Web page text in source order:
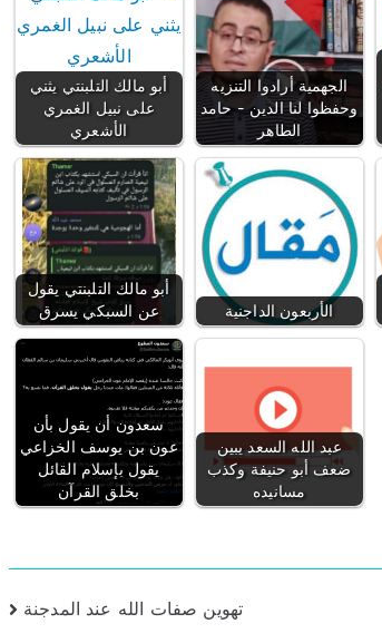
أبو مالك التلبنتي يثني
على نبيل الغمري
الأشعري
الجهمية أرادوا التنزيه
وحفظوا لنا الدين - حامد
الطاهر
أبو مالك التلبنتي يقول
عن السبكي يسرق
الأربعون الداجنية
سعدون أن يقول بأن
عون بن يوسف الخزاعي
يقول بإسلام القائل
بخلق القرآن
عبد الله السعد يبين
ضعف أبو حنيفة وكذب
مسانيده
تهوين صفات الله عند المدجنة